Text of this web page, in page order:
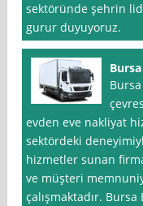
sektöründe şehrin
gurur duyuyoruz.
evden eve nakliyat
sektördeki
hizmetler sunan
ve müşteri
çalışmaktadır.